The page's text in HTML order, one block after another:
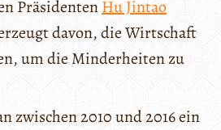
PräsidentenHu Jintao
davon, die Wirtschaft
um die Minderheiten zu
zwischen 2010 und 2016 ein